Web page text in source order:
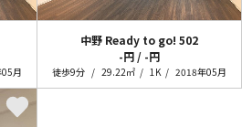
月
中野 Ready to go! 502
-円 / -円
徒歩9分 29.22㎡ 1K
2018年05月